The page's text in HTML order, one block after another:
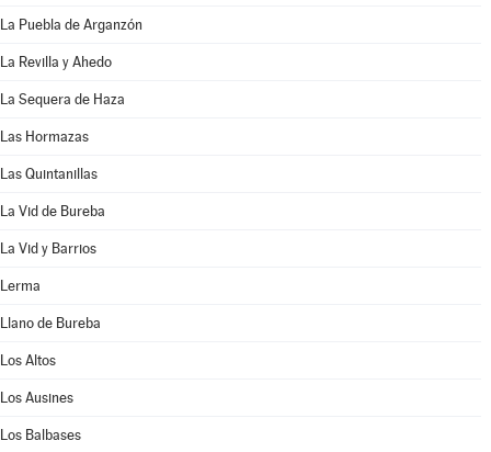
La Puebla de Arganzón
La Revilla y Ahedo
La Sequera de Haza
Las Hormazas
Las Quintanillas
La Vid de Bureba
La Vid y Barrios
Lerma
Llano de Bureba
Los Altos
Los Ausines
Los Balbases